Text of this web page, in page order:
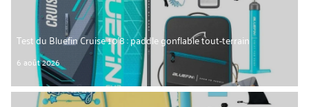
Test du Bluefin Cruise 10’8 : paddle gonflable tout-terrain
6 août 2026